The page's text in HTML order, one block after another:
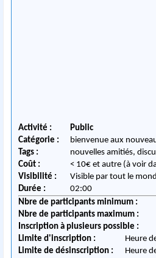
Activité :
Public
Catégorie :
bienvenue aux
Tags :
nouvelles amitiés,
Coût :
< 10€ et autre (à
Visibilité :
Visible par tout le
Durée :
02:00
Nbre de participants minimum :
Nbre de participants maximum :
Inscription à plusieurs possible :
Limite d'inscription :
Heure
Limite de désinscription :
Heure